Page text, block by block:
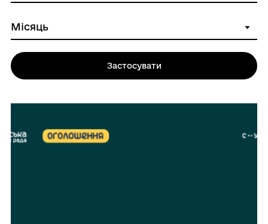
Застосувати